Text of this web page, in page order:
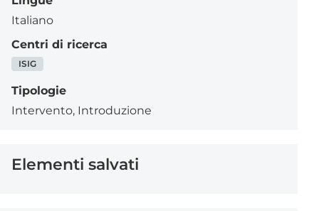
Italiano
Centri di ricerca
ISIG
Tipologie
Intervento, Introduzione
Elementi salvati